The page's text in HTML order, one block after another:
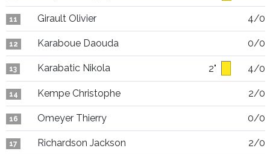
11 Girault Olivier 4/0
12 Karaboue Daouda 0/0
13 Karabatic Nikola 2" 4/0
14 Kempe Christophe 2/0
16 Omeyer Thierry 0/0
17 Richardson Jackson 2/0